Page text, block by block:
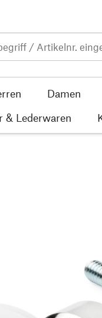
Damen
& Lederwaren